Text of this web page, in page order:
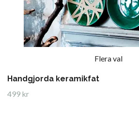
Flera val
Handgjorda keramikfat
499 kr